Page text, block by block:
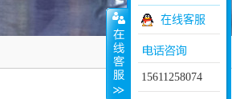
在线客服
15611258074